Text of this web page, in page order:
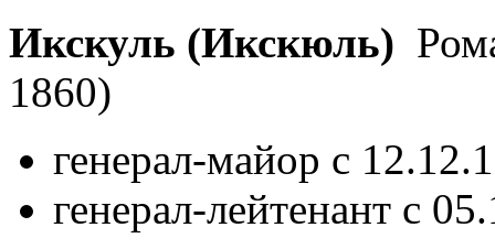
Икскуль (Икскюль)
1860)
генерал-майор с
генерал-лейтенант с